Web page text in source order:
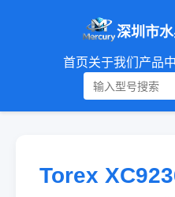
深圳市
首页关于我们 产品
Torex